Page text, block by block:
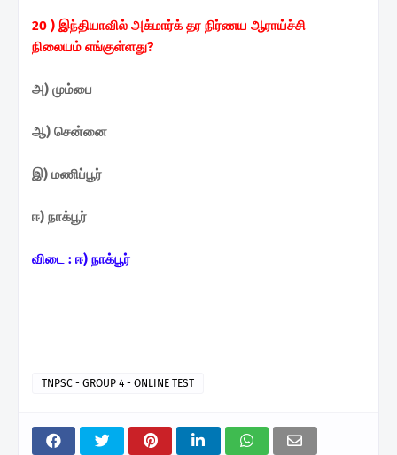
20 ) இந்தியாவில் அக்மார்க் தர நிர்ணய ஆராய்ச்சி
நிலையம் எங்குள்ளது?
அ) மும்பை
ஆ) சென்னை
இ) மணிப்பூர்
ஈ) நாக்பூர்
விடை : ஈ) நாக்பூர்
TNPSC - GROUP 4 - ONLINE TEST